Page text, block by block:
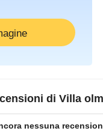
di Villa
nessuna